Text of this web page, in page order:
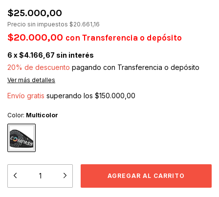
$25.000,00
Precio sin impuestos $20.661,16
$20.000,00 con Transferencia o depósito
6 x$4.166,67 sin interés
20% de descuento pagando con Transferencia o depósito
Ver más detalles
Envío gratis superando los $150.000,00
Color: Multicolor